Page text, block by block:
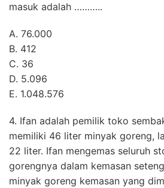
masuk adalah ………..
A. 76.000
B. 412
C. 36
D. 5.096
E. 1.048.576
4. Ifan adalah pemilik toko
memiliki 46 liter minyak goreng,
22 liter. Ifan mengemas seluruh
gorengnya dalam kemasan
minyak goreng kemasan yang